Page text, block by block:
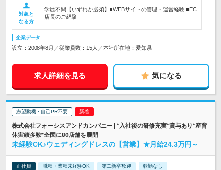
対象と
なる方
学歴不問【いずれか必須】■WEBサイトの管理・運営経験 ■EC
店長のご経験
企業データ
設立：2008年8月／従業員数：15人／本社所在地：愛知県
求人詳細を見る 気になる
志望動機・自己PR不要
株式会社フォーシスアンドカンパニー | *入社後の研修充実*賞与あり*産育
休実績多数*全国に80店舗を展開
未経験OK♪ウェディングドレスの【営業】★月給24.3万円～
正社員 職種・業種未経験OK 第二新卒歓迎 転勤なし